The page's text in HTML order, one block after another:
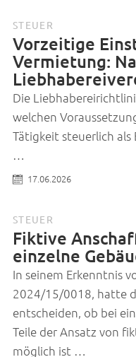
STEUER
Vorzeitige
Vermietung:
Die
welchen
Tätigkeit steuerlich
17.06.2026
STEUER
Fiktive
einzelne
In seinem Erkenntnis
2024/15/0018, hatte
entscheiden, ob bei
Teile der Ansatz von
möglich ist …